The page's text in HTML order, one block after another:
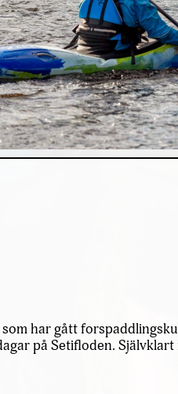
som har gått
på Setifloden. Självklart
behövs för
att hemsidan